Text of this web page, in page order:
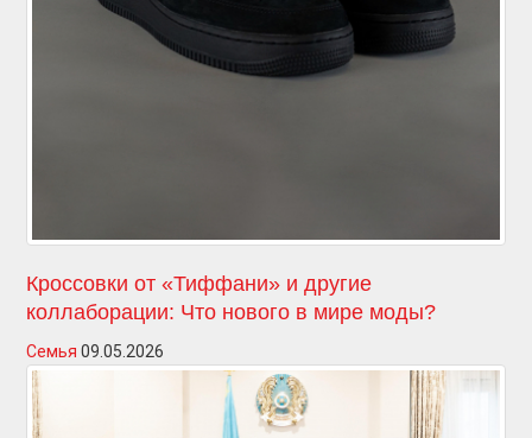
Кроссовки от «Тиффани» и другие
коллаборации: Что нового в мире моды?
Семья 09.05.2026